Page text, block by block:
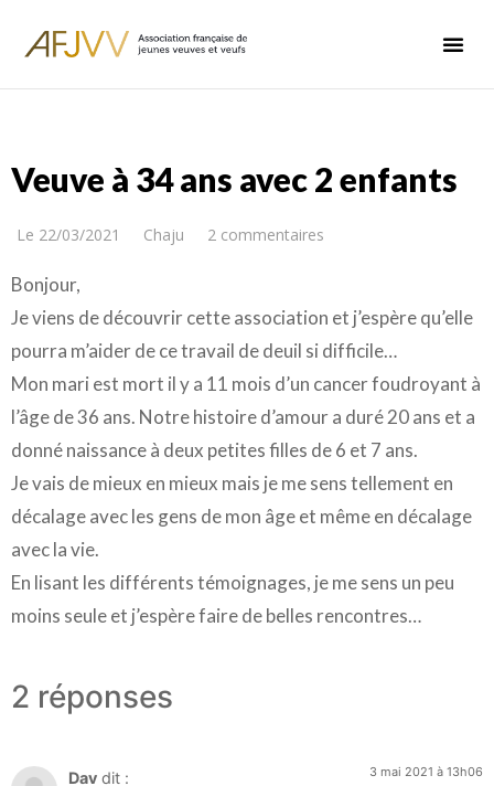
Veuve à 34 ans avec 2 enfants
Le 22/03/2021 Chaju 2 commentaires
Bonjour,
Je viens de découvrir cette association et j’espère qu’elle
pourra m’aider de ce travail de deuil si difficile…
Mon mari est mort il y a 11 mois d’un cancer foudroyant à
l’âge de 36 ans. Notre histoire d’amour a duré 20 ans et a
donné naissance à deux petites filles de 6 et 7 ans.
Je vais de mieux en mieux mais je me sens tellement en
décalage avec les gens de mon âge et même en décalage
avec la vie.
En lisant les différents témoignages, je me sens un peu
moins seule et j’espère faire de belles rencontres…
2 réponses
Dav dit : 3 mai 2021 à 13h06